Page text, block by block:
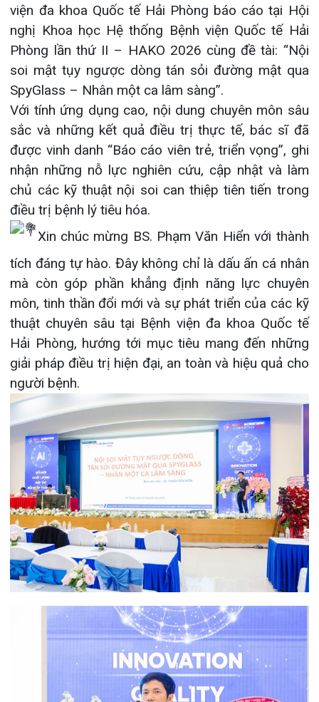
chủ các kỹ thuật nội soi can thiệp tiên tiến trong
điều trị bệnh lý tiêu hóa.
Xin chúc mừng BS. Phạm Văn Hiển với thành
tích đáng tự hào. Đây không chỉ là dấu ấn cá nhân
mà còn góp phần khẳng định năng lực chuyên
môn, tinh thần đổi mới và sự phát triển của các kỹ
thuật chuyên sâu tại Bệnh viện đa khoa Quốc tế
Hải Phòng, hướng tới mục tiêu mang đến những
giải pháp điều trị hiện đại, an toàn và hiệu quả cho
người bệnh.
Tin mới nhất
THÔNG BÁO THAY ĐỔI GIỜ LÀM
VIỆC
31/07/2026
TRẢI NGHIỆM Y TẾ CHUẨN QUỐC
TẾ CHẠM ĐẾN TRÁI TI...
28/07/2026